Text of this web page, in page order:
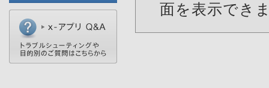
面を表示でき